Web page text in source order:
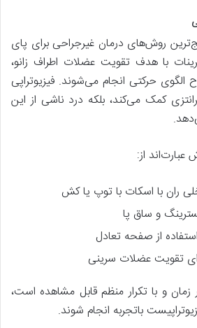
روش‌های درمان غیرجراحی برای پای
با هدف تقویت عضلات اطراف زانو،
الگوی حرکتی انجام می‌شوند. فیزیوتراپی
کمک می‌کند، بلکه درد ناشی از این
از:
ران با اسکات با توپ یا کش
و ساق پا
از صفحه تعادل
تقویت عضلات سرینی
زمان و با تکرار منظم قابل مشاهده است،
باتجربه انجام شوند.